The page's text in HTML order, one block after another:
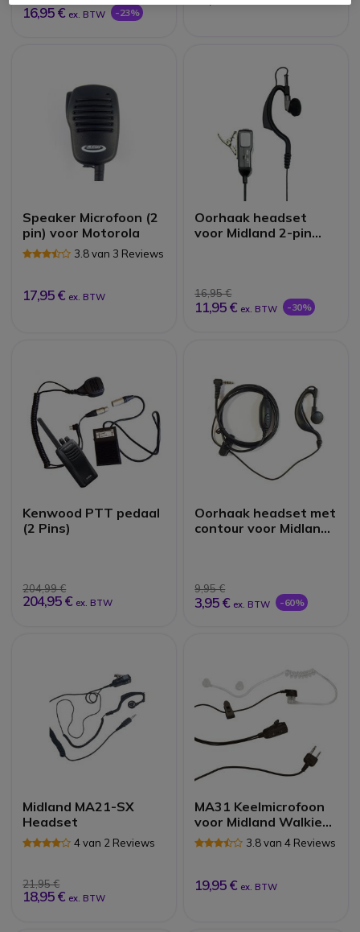
16,95 € ex. BTW -23%
Speaker Microfoon (2
pin) voor Motorola
3.8 van 3 Reviews
17,95 € ex. BTW
Oorhaak headset
voor Midland 2-pin
16,95 €
11,95 € ex. BTW -30%
Kenwood PTT pedaal
(2 Pins)
204,99 €
204,95 € ex. BTW
Oorhaak headset met
contour voor Midland
9,95 €
3,95 € ex. BTW -60%
Midland MA21-SX
Headset
4 van 2 Reviews
21,95 €
18,95 € ex. BTW
MA31 Keelmicrofoon
voor Midland Walkie
Talkies 3.8 van 4 Reviews
19,95 € ex. BTW